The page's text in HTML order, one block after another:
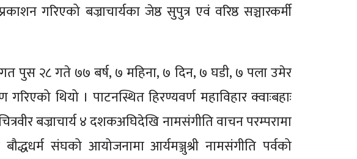
गरिएको बज्राचार्यका जेष्ठ सुपुत्र एवं वरिष्ठ सञ्चारकर्मी
गत पुस २८ गते ७७ बर्ष, ७ महिना, ७ दिन, ७ घडी, ७ पला उमेर
थियो । पाटनस्थित हिरण्यवर्ण महाविहार क्वाःबहाः
बज्राचार्य ४ दशकअघिदेखि नामसंगीति वाचन परम्परामा
संघको आयोजनामा आर्यमञ्जुश्री नामसंगीति पर्वको